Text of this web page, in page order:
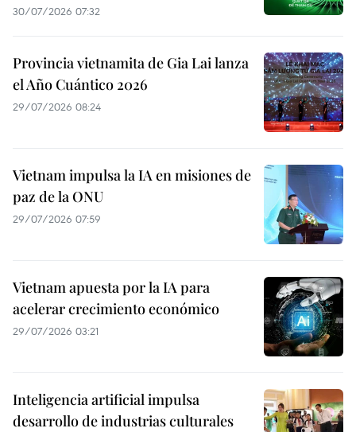
30/07/2026 07:32
Provincia vietnamita de Gia Lai lanza
el Año Cuántico 2026
29/07/2026 08:24
Vietnam impulsa la IA en misiones de
paz de la ONU
29/07/2026 07:59
Vietnam apuesta por la IA para
acelerar crecimiento económico
29/07/2026 03:21
Inteligencia artificial impulsa
desarrollo de industrias culturales